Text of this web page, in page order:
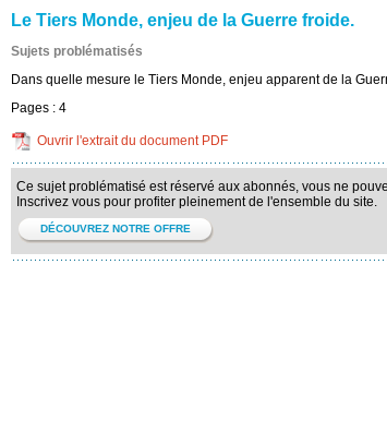
Le Tiers Monde, enjeu de la Guerre froide.
Sujets problématisés
Dans quelle mesure le Tiers Monde, enjeu apparent de la
Pages : 4
Ouvrir l'extrait du document PDF
Ce sujet problématisé est réservé aux abonnés, vous ne
Inscrivez vous pour profiter pleinement de l'ensemble du site.
DÉCOUVREZ NOTRE OFFRE